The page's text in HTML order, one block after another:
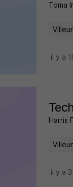
Toma
il y a
Harris
il y a